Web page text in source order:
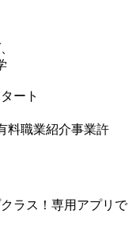
ート
料職業紹介事業許
ラス！専用アプリで